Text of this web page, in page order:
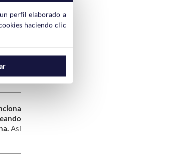
Así
perfil elaborado a
haciendo clic